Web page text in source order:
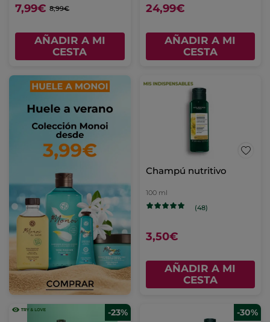
7,99€ 8,99€
AÑADIR A MI
CESTA
24,99€
AÑADIR A MI
CESTA
Champú nutritivo
100 ml
(48)
3,50€
AÑADIR A MI
CESTA
-23% -30%